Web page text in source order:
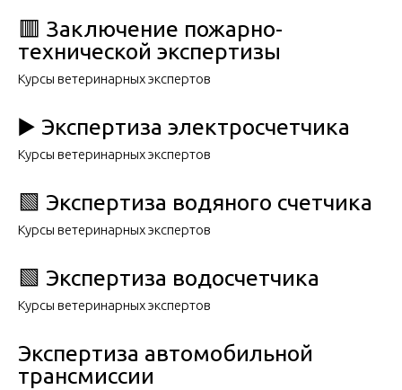
🟥 Заключение пожарно-
технической экспертизы
Курсы ветеринарных экспертов
▶️ Экспертиза электросчетчика
Курсы ветеринарных экспертов
🟩 Экспертиза водяного счетчика
Курсы ветеринарных экспертов
🟩 Экспертиза водосчетчика
Курсы ветеринарных экспертов
Экспертиза автомобильной
трансмиссии